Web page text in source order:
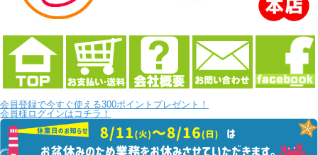
会員登録で今すぐ使える300ポイントプレゼント！
会員様ログインはコチラ！